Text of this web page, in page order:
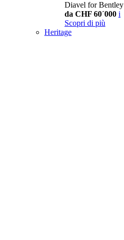
Diavel for Bentley
da CHF 60´000 i
Scopri di più
Heritage